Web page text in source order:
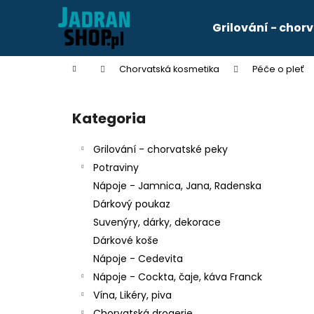
Grilování -
Home Chorvatská kosmetika Péče o pleť
Pominąć
kategorie
Kategoria
Grilování - chorvatské peky
Potraviny
Nápoje - Jamnica, Jana, Radenska
Dárkový poukaz
Suvenýry, dárky, dekorace
Dárkové koše
Nápoje - Cedevita
Nápoje - Cockta, čaje, káva Franck
Vína, Likéry, piva
z
powrotem
powrotem
KÁVA FRANCK CREMA 250G
zł34